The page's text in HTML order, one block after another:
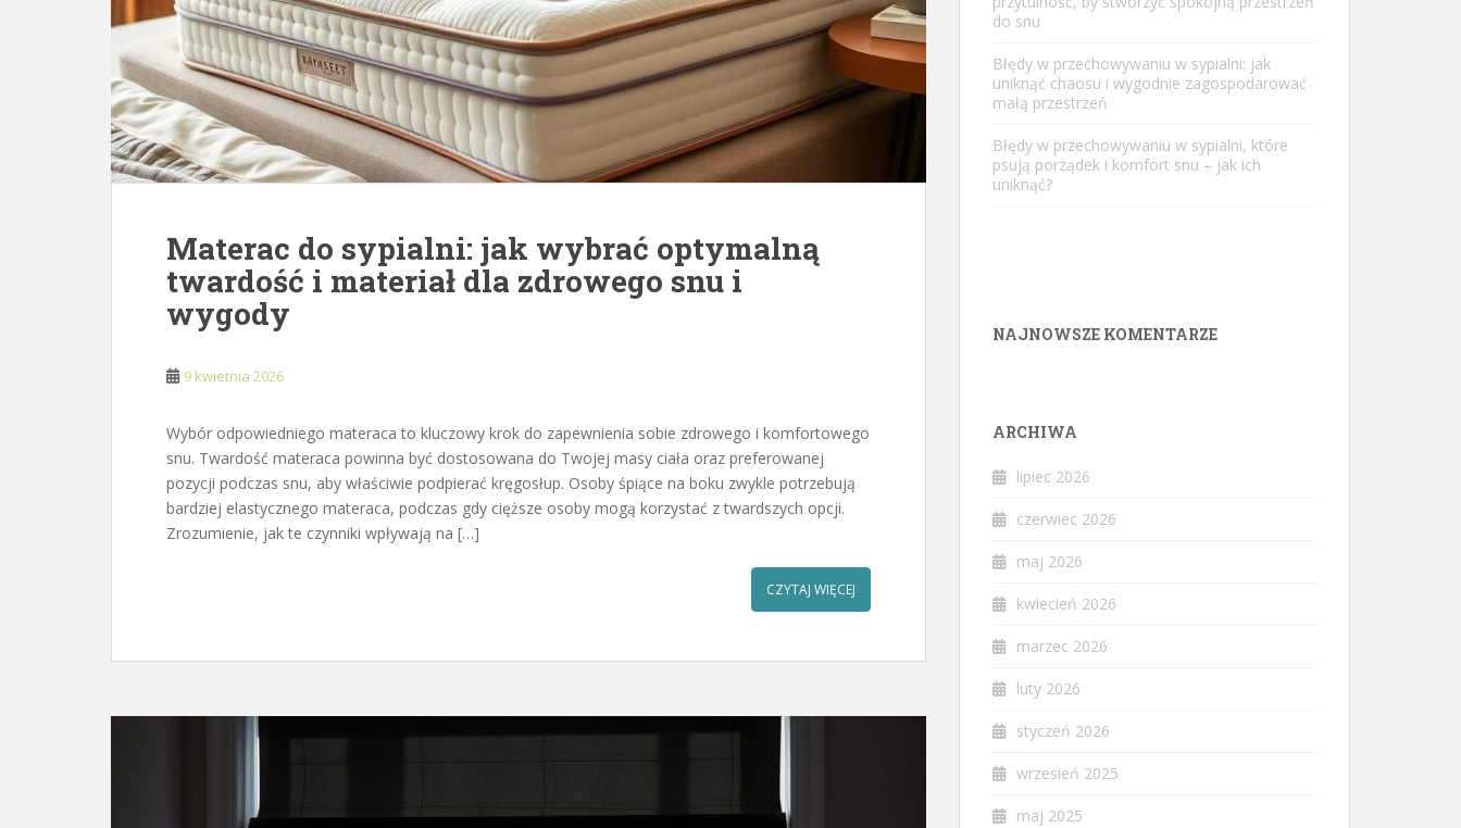
Materac do sypialni: jak wybrać optymalną
twardość i materiał dla zdrowego snu i
wygody
9 kwietnia 2026
Wybór odpowiedniego materaca to kluczowy krok do zapewnienia sobie zdrowego i komfortowego
snu. Twardość materaca powinna być dostosowana do Twojej masy ciała oraz preferowanej
pozycji podczas snu, aby właściwie podpierać kręgosłup. Osoby śpiące na boku zwykle potrzebują
bardziej elastycznego materaca, podczas gdy cięższe osoby mogą korzystać z twardszych opcji.
Zrozumienie, jak te czynniki wpływają na […]
CZYTAJ WIĘCEJ
do snu
Błędy w przechowywaniu w sypialni: jak
uniknąć chaosu i wygodnie zagospodarować
małą przestrzeń
Błędy w przechowywaniu w sypialni, które
psują porządek i komfort snu – jak ich
uniknąć?
NAJNOWSZE KOMENTARZE
ARCHIWA
lipiec 2026
czerwiec 2026
maj 2026
kwiecień 2026
marzec 2026
luty 2026
styczeń 2026
wrzesień 2025
maj 2025